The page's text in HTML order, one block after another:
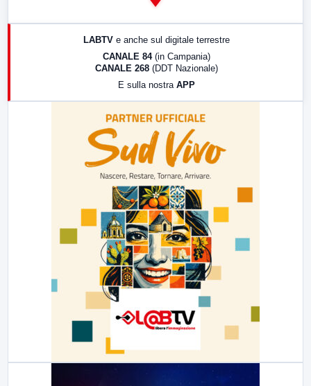
17:00 LabNews (replica)
LABTV e anche sul digitale terrestre
CANALE 84 (in Campania)
CANALE 268 (DDT Nazionale)
E sulla nostra APP